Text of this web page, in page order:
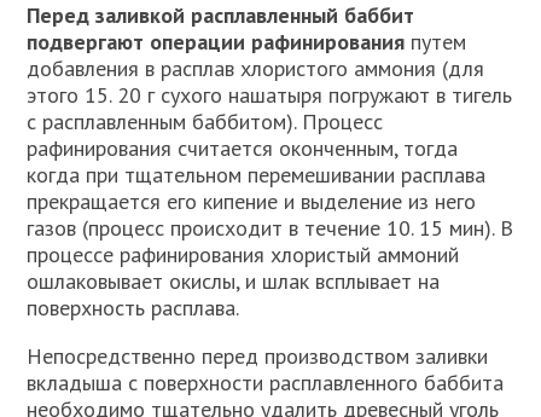
Перед заливкой расплавленный баббит
подвергают операции рафинирования путем
добавления в расплав хлористого аммония (для
этого 15. 20 г сухого нашатыря погружают в тигель
с расплавленным баббитом). Процесс
рафинирования считается оконченным, тогда
когда при тщательном перемешивании расплава
прекращается его кипение и выделение из него
газов (процесс происходит в течение 10. 15 мин). В
процессе рафинирования хлористый аммоний
ошлаковывает окислы, и шлак всплывает на
поверхность расплава.
Непосредственно перед производством заливки
вкладыша с поверхности расплавленного баббита
необходимо тщательно удалить древесный уголь